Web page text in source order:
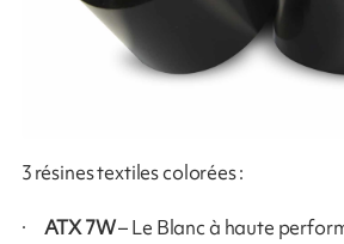
3 résines textiles colorées :
· ATX 7W– Le Blanc à haute